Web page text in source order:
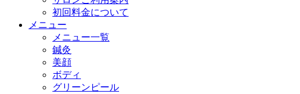
初回料金について
メニュー
メニュー一覧
鍼灸
美顔
ボディ
グリーンピール